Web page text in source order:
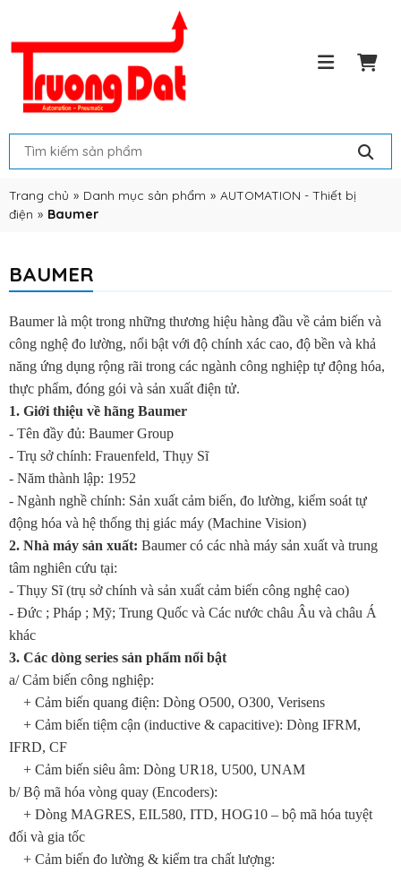
Trang chủ » Danh mục sản phẩm » AUTOMATION - Thiết bị
điện » Baumer
BAUMER
Baumer là một trong những thương hiệu hàng đầu về cảm biến và
công nghệ đo lường, nổi bật với độ chính xác cao, độ bền và khả
năng ứng dụng rộng rãi trong các ngành công nghiệp tự động hóa,
thực phẩm, đóng gói và sản xuất điện tử.
1. Giới thiệu về hãng Baumer
- Tên đầy đủ: Baumer Group
- Trụ sở chính: Frauenfeld, Thụy Sĩ
- Năm thành lập: 1952
- Ngành nghề chính: Sản xuất cảm biến, đo lường, kiểm soát tự
động hóa và hệ thống thị giác máy (Machine Vision)
2. Nhà máy sản xuất: Baumer có các nhà máy sản xuất và trung
tâm nghiên cứu tại:
- Thụy Sĩ (trụ sở chính và sản xuất cảm biến công nghệ cao)
- Đức ; Pháp ; Mỹ; Trung Quốc và Các nước châu Âu và châu Á
khác
3. Các dòng series sản phẩm nổi bật
a/ Cảm biến công nghiệp:
+ Cảm biến quang điện: Dòng O500, O300, Verisens
+ Cảm biến tiệm cận (inductive & capacitive): Dòng IFRM,
IFRD, CF
+ Cảm biến siêu âm: Dòng UR18, U500, UNAM
b/ Bộ mã hóa vòng quay (Encoders):
+ Dòng MAGRES, EIL580, ITD, HOG10 – bộ mã hóa tuyệt
đối và gia tốc
+ Cảm biến đo lường & kiểm tra chất lượng: